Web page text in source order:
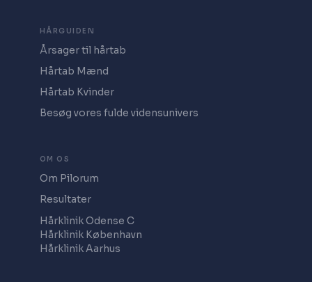
HÅRGUIDEN
Årsager til hårtab
Hårtab Mænd
Hårtab Kvinder
Besøg vores fulde vidensunivers
OM OS
Om Pilorum
Resultater
Hårklinik Odense C
Hårklinik København
Hårklinik Aarhus